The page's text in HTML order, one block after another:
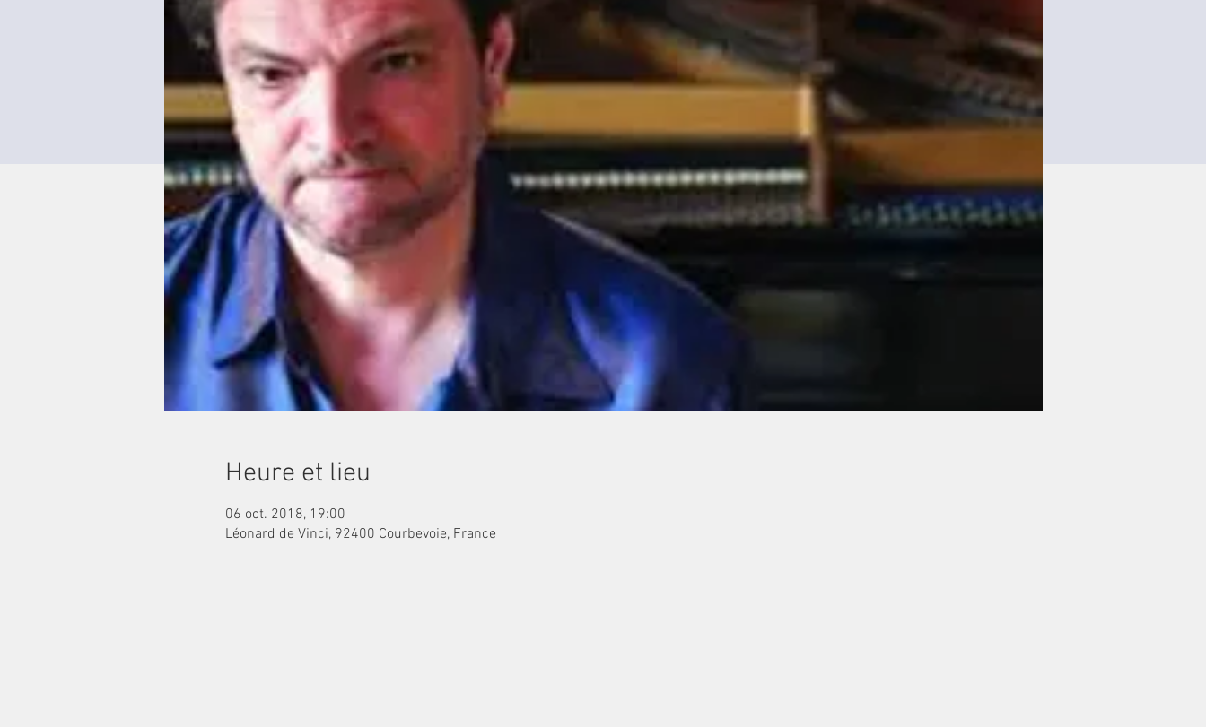
Heure et lieu
06 oct. 2018, 19:00
Léonard de Vinci, 92400 Courbevoie, France